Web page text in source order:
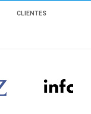
CLIENTES